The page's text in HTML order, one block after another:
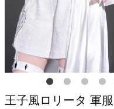
王子風ロリータ 軍